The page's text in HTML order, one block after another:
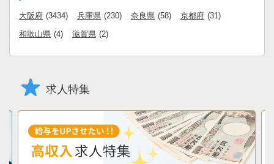
大阪府 (3434) 兵庫県 (230) 奈良県 (58) 京都府 (31)
和歌山県 (4) 滋賀県 (2)
求人特集